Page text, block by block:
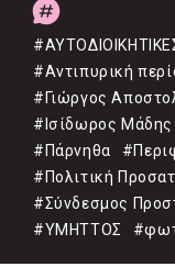
#Αντιπυρική
#Γιώργος
#Ισίδωρος Μάδης
#Πάρνηθα
#Πολιτική
#Σύνδεσμος
#ΥΜΗΤΤΟΣ